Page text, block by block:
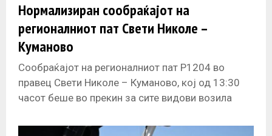
Нормализиран сообраќајот на
регионалниот пат Свети Николе –
Куманово
Сообраќајот на регионалниот пат Р1204 во
правец Свети Николе – Куманово, кој од 13:30
часот беше во прекин за сите видови возила